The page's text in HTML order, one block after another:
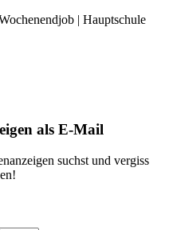
| Hauptschule
als E-Mail
suchst und vergiss